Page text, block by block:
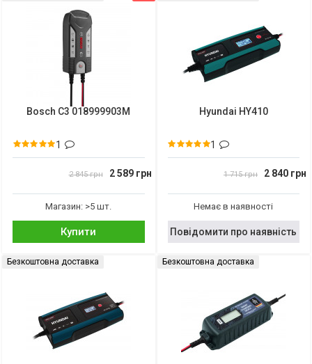
Bosch C3 018999903M
1
2 845 грн 2 589 грн
Магазин: >5 шт.
Купити
Hyundai HY410
1
1 715 грн 2 840 грн
Немає в наявності
Повідомити про наявність
Безкоштовна доставка Безкоштовна доставка